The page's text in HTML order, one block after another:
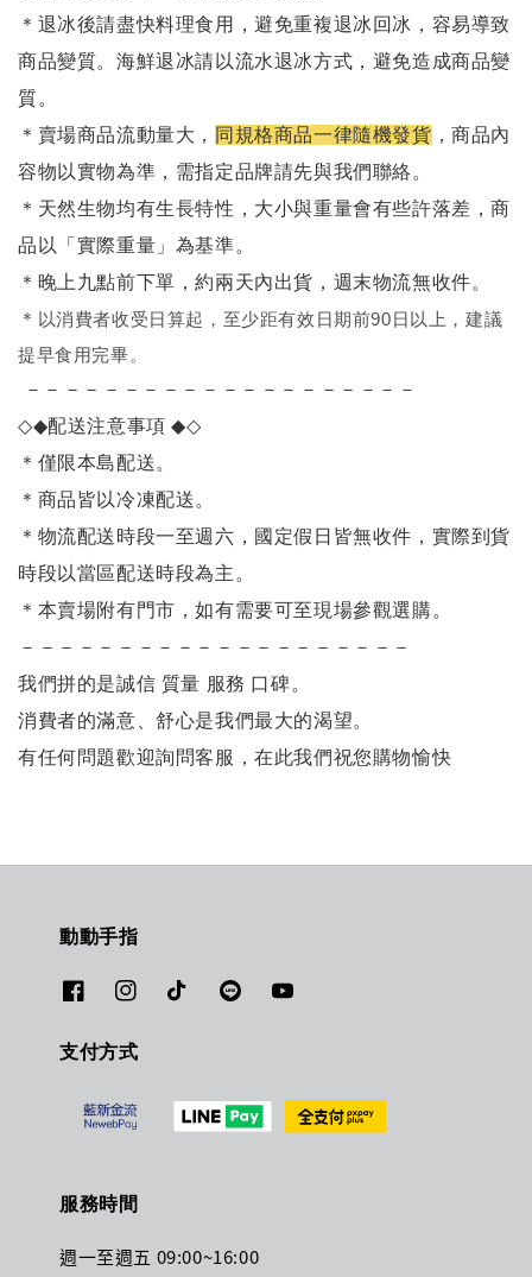
＊退冰後請盡快料理食用，避免重複退冰回冰，容易導致
商品變質。海鮮退冰請以流水退冰方式，避免造成商品變
質。
＊賣場商品流動量大，
同規格商品一律隨機發貨 ，商品內
容物以實物為準，需指定品牌請先與我們聯絡。
＊天然生物均有生長特性，大小與重量會有些許落差，商
品以「實際重量」為基準。
＊晚上九點前下單，約兩天內出貨，週末物流無收件。
＊ 以消費者收受日算起，至少距有效日期前90日以上，建議
提早食用完畢。
－－－－－－－－－－－－－－－－－－－－
◇◆配送注意事項◆◇
＊僅限本島配送。
＊商品皆以冷凍配送。
＊物流配送時段一至週六，國定假日皆無收件，實際到貨
時段以當區配送時段為主。
＊本賣場附有門市，如有需要可至現場參觀選購。
－－－－－－－－－－－－－－－－－－－－
我們拼的是誠信 質量 服務 口碑。
消費者的滿意、舒心是我們最大的渴望。
有任何問題歡迎詢問客服，在此我們祝您購物愉快
動動手指
支付方式
服務時間
週一至週五 09:00~16:00